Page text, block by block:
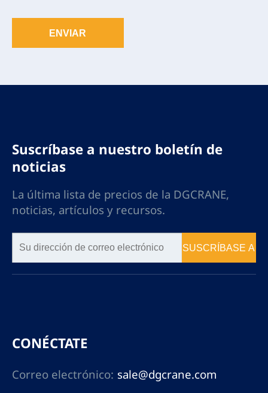
ENVIAR
Suscríbase a nuestro boletín de
noticias
La última lista de precios de la DGCRANE,
noticias, artículos y recursos.
SUSCRÍBASE A
CONÉCTATE
Correo electrónico: sale@dgcrane.com